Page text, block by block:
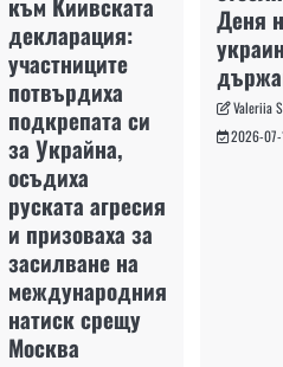
към Киивската
декларация:
участниците
потвърдиха
подкрепата си
за Украйна,
осъдиха
руската агресия
и призоваха за
засилване на
международния
натиск срещу
Москва
Деня
Valeriia
2026-07-